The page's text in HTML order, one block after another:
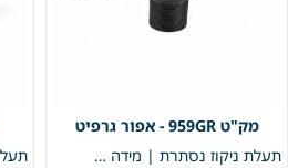
959GR - אפור גרפיט
תעלת ניקוז נסתרת | מידה 9/59 | דגם "LINEA" | אפור גרפיט | מק"ט 959GR